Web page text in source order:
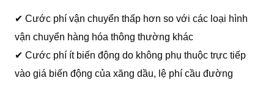
✔ Cước phí vận chuyển thấp hơn so với các loại hình
vận chuyển hàng hóa thông thường khác
✔ Cước phí ít biến động do không phụ thuộc trực tiếp
vào giá biến động của xăng dầu, lệ phí cầu đường